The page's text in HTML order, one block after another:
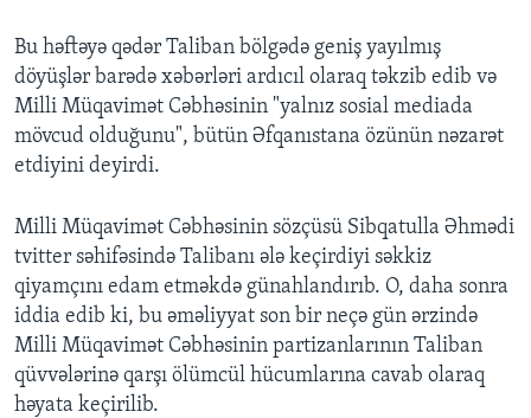
Bu həftəyə qədər Taliban bölgədə geniş yayılmış
döyüşlər barədə xəbərləri ardıcıl olaraq təkzib edib və
Milli Müqavimət Cəbhəsinin "yalnız sosial mediada
mövcud olduğunu", bütün Əfqanıstana özünün nəzarət
etdiyini deyirdi.
Milli Müqavimət Cəbhəsinin sözçüsü Sibqatulla Əhmədi
tvitter səhifəsində Talibanı ələ keçirdiyi səkkiz
qiyamçını edam etməkdə günahlandırıb. O, daha sonra
iddia edib ki, bu əməliyyat son bir neçə gün ərzində
Milli Müqavimət Cəbhəsinin partizanlarının Taliban
qüvvələrinə qarşı ölümcül hücumlarına cavab olaraq
həyata keçirilib.